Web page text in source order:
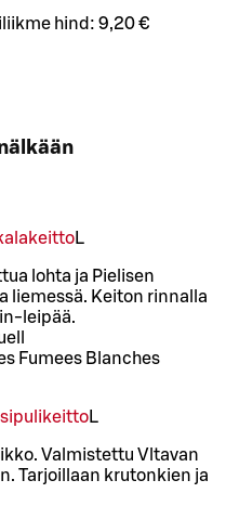
hind: 9,20 €
L
lohta ja Pielisen
liemessä. Keiton rinnalla
leipää.
Fumees Blanches
L
Valmistettu Vltavan
Tarjoillaan krutonkien ja